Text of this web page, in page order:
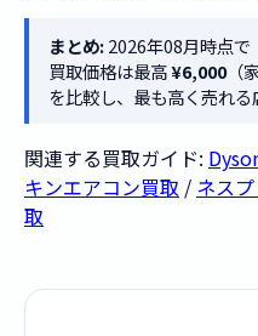
まとめ:2026年08月時点
買取価格は最高¥6,000（
を比較し、最も高く売れる
関連する買取ガイド:
キンエアコン買取 / ネス
取